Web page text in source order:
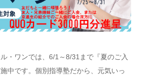
・ワンでは、6/1～8/31まで『夏のご入
中です。個別指導塾だから、元気いっ